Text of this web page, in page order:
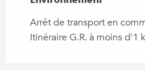
Arrêt de transport en
Itinéraire G.R. à moins d'1